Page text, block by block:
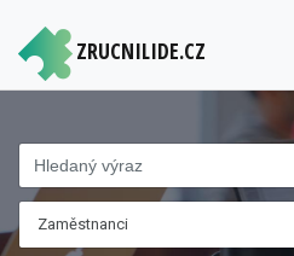
ZRUCNILIDE.CZ
Zaměstnanci